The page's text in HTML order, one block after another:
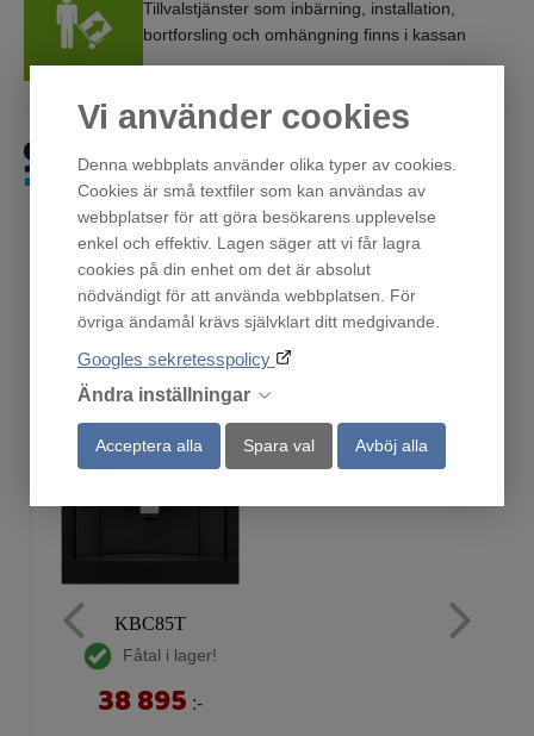
Vi använder cookies
Denna webbplats använder olika typer av cookies.
Cookies är små textfiler som kan användas av
webbplatser för att göra besökarens upplevelse
enkel och effektiv. Lagen säger att vi får lagra
cookies på din enhet om det är absolut
nödvändigt för att använda webbplatsen. För
övriga ändamål krävs självklart ditt medgivande.
Googles sekretesspolicy
Ändra inställningar
Acceptera alla Spara val Avböj alla
Tillvalstjänster som inbärning, installation,
bortforsling och omhängning finns i kassan
Få först. Betala sen.
Andra har också tittat på
KBC85T
Fåtal i lager!
38 895 :-